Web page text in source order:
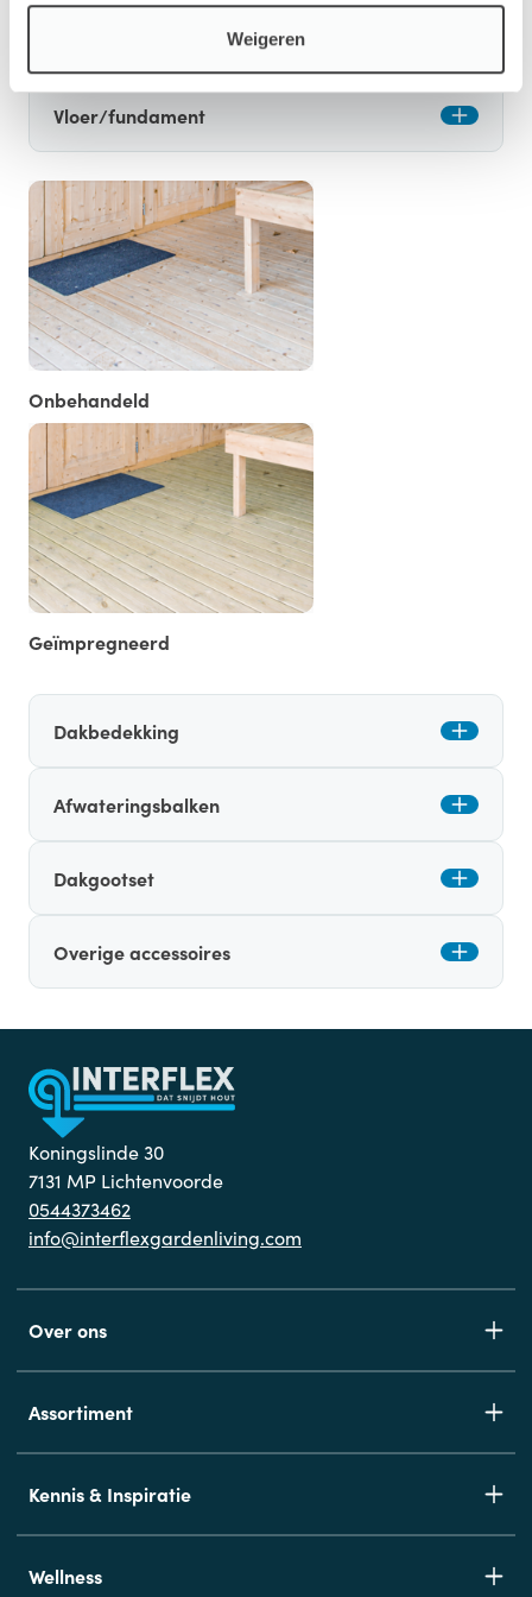
Weigeren
Vloer/fundament
Onbehandeld
Geïmpregneerd
Dakbedekking
Afwateringsbalken
Dakgootset
Overige accessoires
Koningslinde 30
7131 MP Lichtenvoorde
0544373462
info@interflexgardenliving.com
Over ons
Assortiment
Kennis & Inspiratie
Wellness